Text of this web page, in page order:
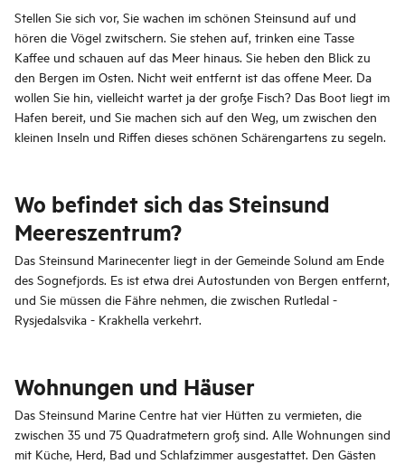
Stellen Sie sich vor, Sie wachen im schönen Steinsund auf und
hören die Vögel zwitschern. Sie stehen auf, trinken eine Tasse
Kaffee und schauen auf das Meer hinaus. Sie heben den Blick zu
den Bergen im Osten. Nicht weit entfernt ist das offene Meer. Da
wollen Sie hin, vielleicht wartet ja der große Fisch? Das Boot liegt im
Hafen bereit, und Sie machen sich auf den Weg, um zwischen den
kleinen Inseln und Riffen dieses schönen Schärengartens zu segeln.
Wo befindet sich das Steinsund
Meereszentrum?
Das Steinsund Marinecenter liegt in der Gemeinde Solund am Ende
des Sognefjords. Es ist etwa drei Autostunden von Bergen entfernt,
und Sie müssen die Fähre nehmen, die zwischen Rutledal -
Rysjedalsvika - Krakhella verkehrt.
Wohnungen und Häuser
Das Steinsund Marine Centre hat vier Hütten zu vermieten, die
zwischen 35 und 75 Quadratmetern groß sind. Alle Wohnungen sind
mit Küche, Herd, Bad und Schlafzimmer ausgestattet. Den Gästen